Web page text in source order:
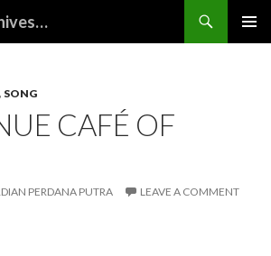
, SONG
CAFÉ OF
PERDANA PUTRA LEAVE A COMMENT